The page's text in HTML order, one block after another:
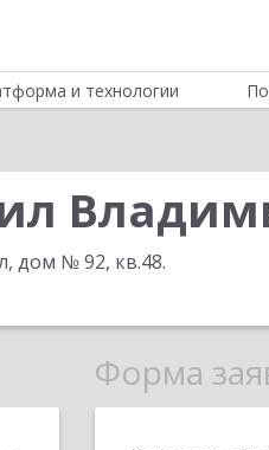
и технологии
дом № 92, кв.48.
Форма